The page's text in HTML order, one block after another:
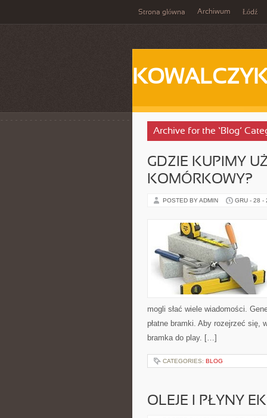
Strona główna Archiwum Łódź
Archive for the ‘Blog’
GDZIE KUPIMY
KOMÓRKOWY?
POSTED BY ADMIN GRU - 28 -
mogli słać wiele wiadomości.
płatne bramki. Aby rozejrzeć się,
bramka do play. […]
CATEGORIES: BLOG
OLEJE I PŁYNY